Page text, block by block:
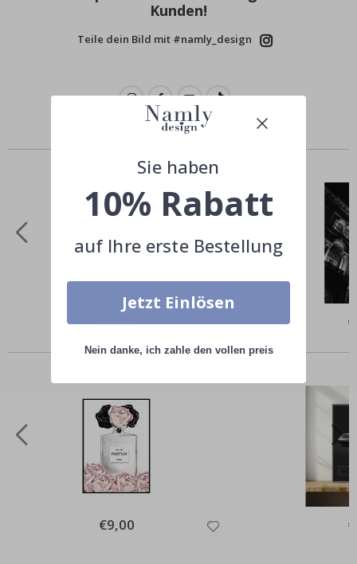
Kunden!
Teile dein Bild mit #namly_design
Price
€9,00
Andere kauften auch
Special
Price
€9,00
Sie haben
10% Rabatt
auf Ihre erste Bestellung
Jetzt Einlösen
Nein danke, ich zahle den vollen preis